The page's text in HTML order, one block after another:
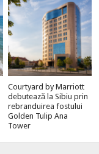
Courtyard by Marriott
debutează la Sibiu prin
rebranduirea fostului
Golden Tulip Ana
Tower